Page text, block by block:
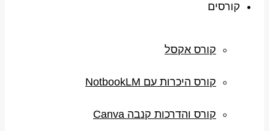
קורסים
קורס אקסל
קורס היכרות עם NotbookLM
קורס והדרכות קנבה Canva